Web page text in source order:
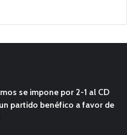
se impone por 2-1 al CD
partido benéfico a favor de